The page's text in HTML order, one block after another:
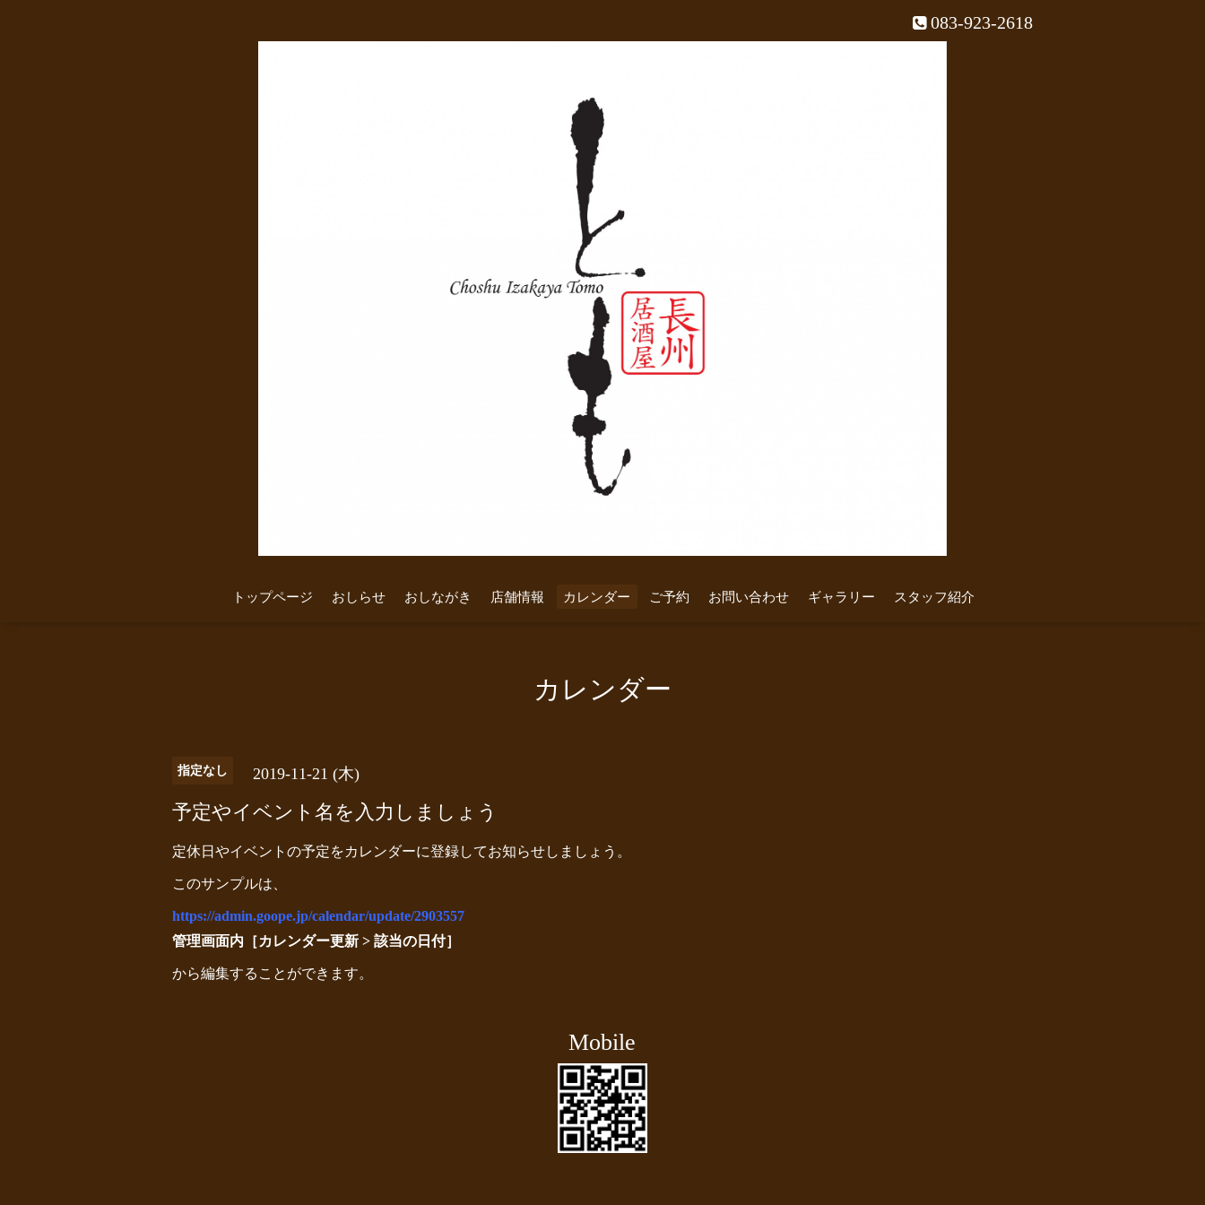
083-923-2618
トップページ おしらせ おしながき 店舗情報 カレンダー ご予約 お問い合わせ ギャラリー スタッフ紹介
カレンダー
指定なし 2019-11-21 (木)
予定やイベント名を入力しましょう
定休日やイベントの予定をカレンダーに登録してお知らせしましょう。
このサンプルは、
https://admin.goope.jp/calendar/update/2903557
管理画面内［カレンダー更新 > 該当の日付］
から編集することができます。
Mobile